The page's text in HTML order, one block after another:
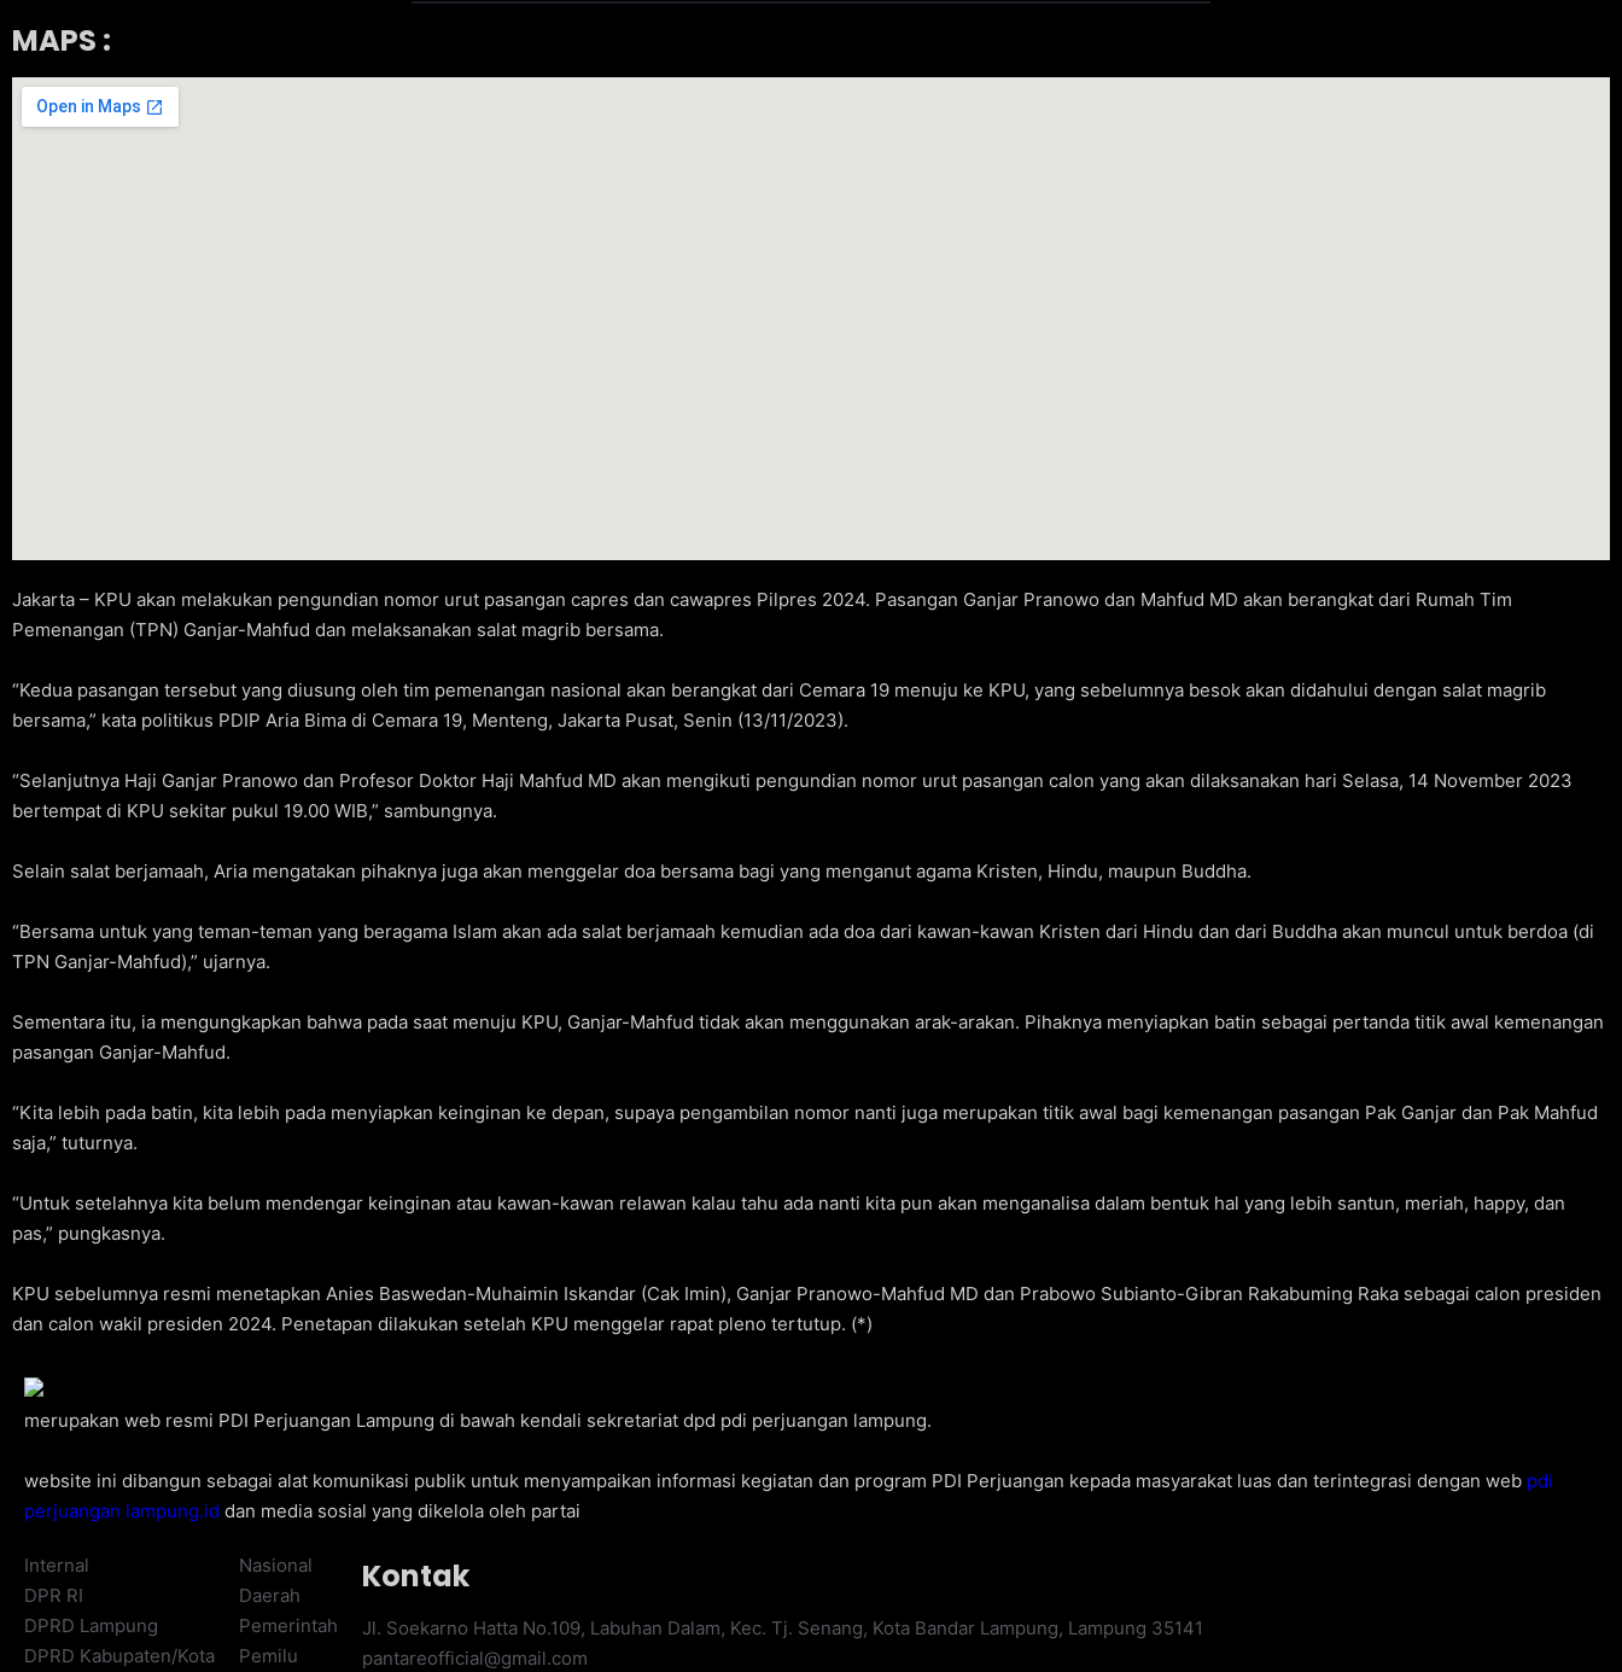
MAPS :
Jakarta – KPU akan melakukan pengundian nomor urut pasangan capres dan cawapres Pilpres 2024. Pasangan Ganjar Pranowo dan Mahfud MD akan berangkat dari Rumah Tim
Pemenangan (TPN) Ganjar-Mahfud dan melaksanakan salat magrib bersama.
“Kedua pasangan tersebut yang diusung oleh tim pemenangan nasional akan berangkat dari Cemara 19 menuju ke KPU, yang sebelumnya besok akan didahului dengan salat magrib
bersama,” kata politikus PDIP Aria Bima di Cemara 19, Menteng, Jakarta Pusat, Senin (13/11/2023).
“Selanjutnya Haji Ganjar Pranowo dan Profesor Doktor Haji Mahfud MD akan mengikuti pengundian nomor urut pasangan calon yang akan dilaksanakan hari Selasa, 14 November 2023
bertempat di KPU sekitar pukul 19.00 WIB,” sambungnya.
Selain salat berjamaah, Aria mengatakan pihaknya juga akan menggelar doa bersama bagi yang menganut agama Kristen, Hindu, maupun Buddha.
“Bersama untuk yang teman-teman yang beragama Islam akan ada salat berjamaah kemudian ada doa dari kawan-kawan Kristen dari Hindu dan dari Buddha akan muncul untuk berdoa (di
TPN Ganjar-Mahfud),” ujarnya.
Sementara itu, ia mengungkapkan bahwa pada saat menuju KPU, Ganjar-Mahfud tidak akan menggunakan arak-arakan. Pihaknya menyiapkan batin sebagai pertanda titik awal kemenangan
pasangan Ganjar-Mahfud.
“Kita lebih pada batin, kita lebih pada menyiapkan keinginan ke depan, supaya pengambilan nomor nanti juga merupakan titik awal bagi kemenangan pasangan Pak Ganjar dan Pak Mahfud
saja,” tuturnya.
“Untuk setelahnya kita belum mendengar keinginan atau kawan-kawan relawan kalau tahu ada nanti kita pun akan menganalisa dalam bentuk hal yang lebih santun, meriah, happy, dan
pas,” pungkasnya.
KPU sebelumnya resmi menetapkan Anies Baswedan-Muhaimin Iskandar (Cak Imin), Ganjar Pranowo-Mahfud MD dan Prabowo Subianto-Gibran Rakabuming Raka sebagai calon presiden
dan calon wakil presiden 2024. Penetapan dilakukan setelah KPU menggelar rapat pleno tertutup. (*)
merupakan web resmi PDI Perjuangan Lampung di bawah kendali sekretariat dpd pdi perjuangan lampung.
website ini dibangun sebagai alat komunikasi publik untuk menyampaikan informasi kegiatan dan program PDI Perjuangan kepada masyarakat luas dan terintegrasi dengan web pdi
perjuangan lampung.id dan media sosial yang dikelola oleh partai
Internal
DPR RI
DPRD Lampung
DPRD Kabupaten/Kota
Nasional
Daerah
Pemerintah
Pemilu
Kontak
Jl. Soekarno Hatta No.109, Labuhan Dalam, Kec. Tj. Senang, Kota Bandar Lampung, Lampung 35141
pantareofficial@gmail.com